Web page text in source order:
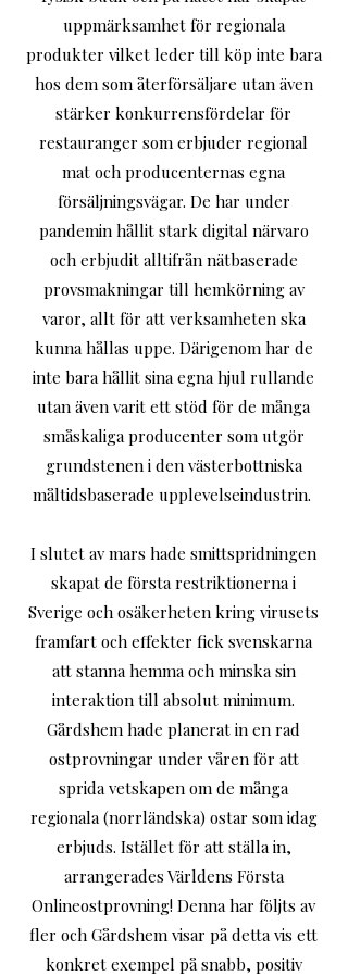
uppmärksamhet för regionala
produkter vilket leder till köp inte bara
hos dem som återförsäljare utan även
stärker konkurrensfördelar för
restauranger som erbjuder regional
mat och producenternas egna
försäljningsvägar. De har under
pandemin hållit stark digital närvaro
och erbjudit alltifrån nätbaserade
provsmakningar till hemkörning av
varor, allt för att verksamheten ska
kunna hållas uppe. Därigenom har de
inte bara hållit sina egna hjul rullande
utan även varit ett stöd för de många
småskaliga producenter som utgör
grundstenen i den västerbottniska
måltidsbaserade upplevelseindustrin.
I slutet av mars hade smittspridningen
skapat de första restriktionerna i
Sverige och osäkerheten kring virusets
framfart och effekter fick svenskarna
att stanna hemma och minska sin
interaktion till absolut minimum.
Gårdshem hade planerat in en rad
ostprovningar under våren för att
sprida vetskapen om de många
regionala (norrländska) ostar som idag
erbjuds. Istället för att ställa in,
arrangerades Världens Första
Onlineostprovning! Denna har följts av
fler och Gårdshem visar på detta vis ett
konkret exempel på snabb, positiv